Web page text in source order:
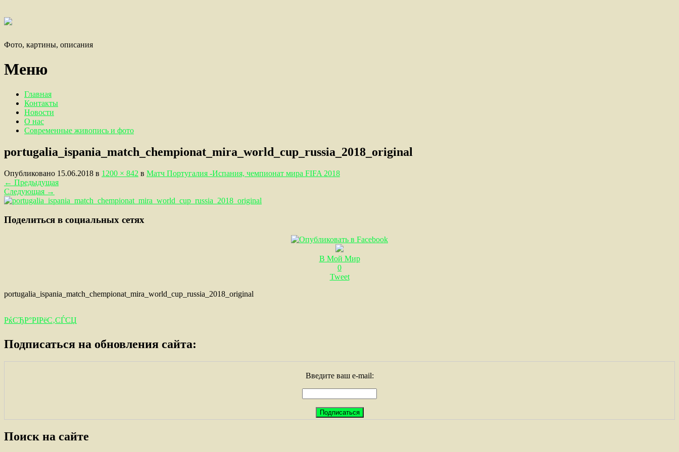
Фото, картины, описания
Меню
Главная
Контакты
Новости
О нас
Современные живопись и фото
portugalia_ispania_match_chempionat_mira_world_cup_russia_2018_original
Опубликовано 15.06.2018 в 1200 × 842 в Матч Португалия -Испания, чемпионат мира FIFA 2018
← Предыдущая
Следующая →
Поделиться в социальных сетях
В Мой Мир
0
Tweet
portugalia_ispania_match_chempionat_mira_world_cup_russia_2018_original
РќСЂР°РІРёС‚СЃСЏ
Подписаться на обновления сайта:
Введите ваш e-mail:
Поиск на сайте